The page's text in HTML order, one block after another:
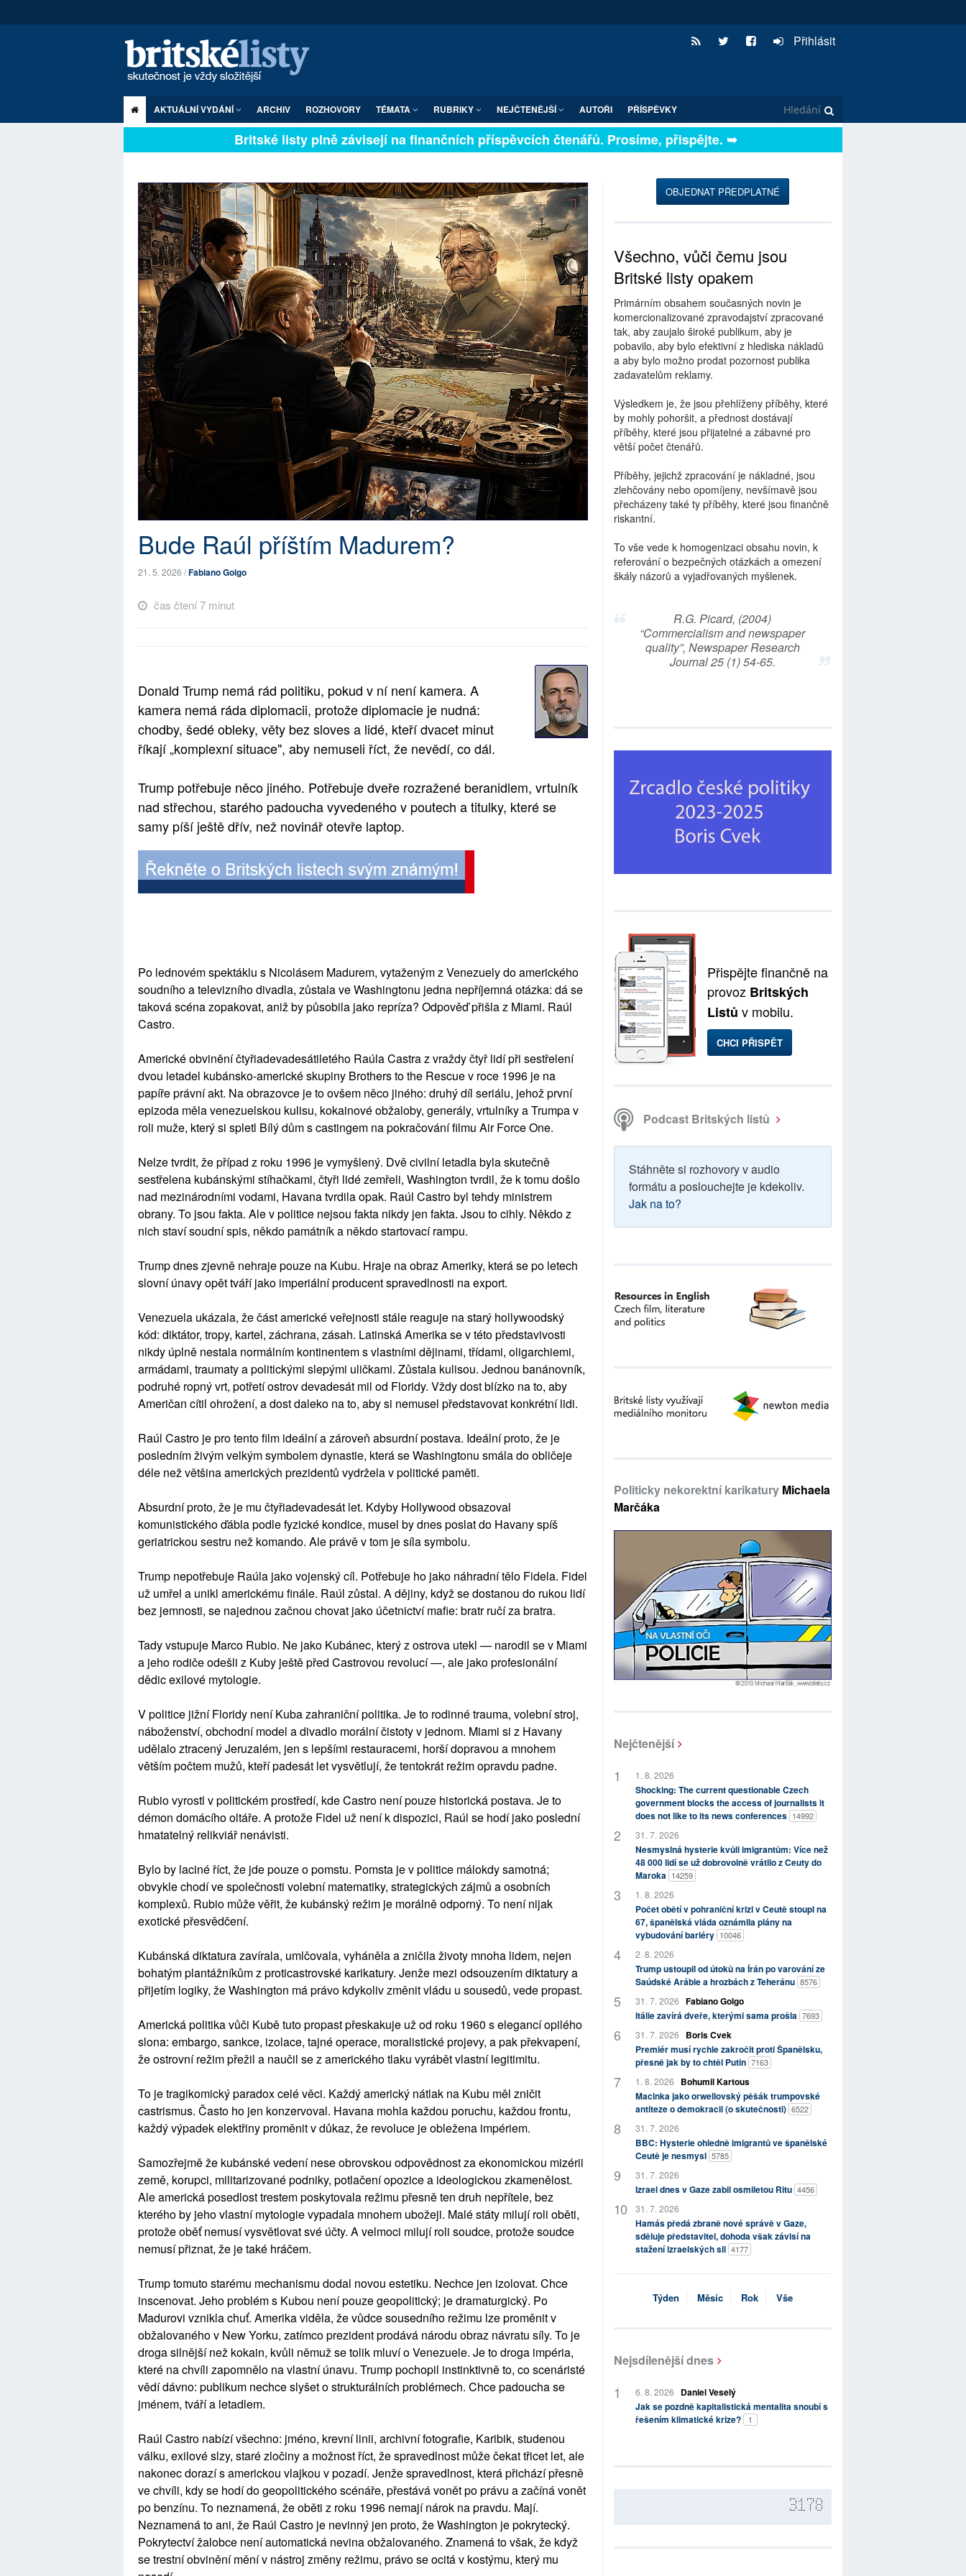
Přihlásit
AKTUÁLNÍ VYDÁNÍ ARCHIV ROZHOVORY TÉMATA RUBRIKY NEJČTENĚJŠÍ AUTOŘI PŘÍSPĚVKY
Britské listy plně závisejí na finančních příspěvcích čtenářů. Prosíme, přispějte. ➥
Bude Raúl příštím Madurem?
21. 5. 2026 /Fabiano Golgo
čas čtení 7 minut
Donald Trump nemá rád politiku, pokud v ní není kamera. A
kamera nemá ráda diplomacii, protože diplomacie je nudná:
chodby, šedé obleky, věty bez sloves a lidé, kteří dvacet minut
říkají „komplexní situace", aby nemuseli říct, že nevědí, co dál.
Trump potřebuje něco jiného. Potřebuje dveře rozražené beranidlem, vrtulník
nad střechou, starého padoucha vyvedeného v poutech a titulky, které se
samy píší ještě dřív, než novinář otevře laptop.
Po lednovém spektáklu s Nicolásem Madurem, vytaženým z Venezuely do amerického
soudního a televizního divadla, zůstala ve Washingtonu jedna nepříjemná otázka: dá se
taková scéna zopakovat, aniž by působila jako repríza? Odpověď přišla z Miami. Raúl
Castro.
Americké obvinění čtyřiadevadesátiletého Raúla Castra z vraždy čtyř lidí při sestřelení
dvou letadel kubánsko-americké skupiny Brothers to the Rescue v roce 1996 je na
papíře právní akt. Na obrazovce je to ovšem něco jiného: druhý díl seriálu, jehož první
epizoda měla venezuelskou kulisu, kokainové obžaloby, generály, vrtulníky a Trumpa v
roli muže, který si spletl Bílý dům s castingem na pokračování filmu Air Force One.
Nelze tvrdit, že případ z roku 1996 je vymyšlený. Dvě civilní letadla byla skutečně
sestřelena kubánskými stíhačkami, čtyři lidé zemřeli, Washington tvrdil, že k tomu došlo
nad mezinárodními vodami, Havana tvrdila opak. Raúl Castro byl tehdy ministrem
obrany. To jsou fakta. Ale v politice nejsou fakta nikdy jen fakta. Jsou to cihly. Někdo z
nich staví soudní spis, někdo památník a někdo startovací rampu.
Trump dnes zjevně nehraje pouze na Kubu. Hraje na obraz Ameriky, která se po letech
slovní únavy opět tváří jako imperiální producent spravedlnosti na export.
Venezuela ukázala, že část americké veřejnosti stále reaguje na starý hollywoodský
kód: diktátor, tropy, kartel, záchrana, zásah. Latinská Amerika se v této představivosti
nikdy úplně nestala normálním kontinentem s vlastními dějinami, třídami, oligarchiemi,
armádami, traumaty a politickými slepými uličkami. Zůstala kulisou. Jednou banánovník,
podruhé ropný vrt, potřetí ostrov devadesát mil od Floridy. Vždy dost blízko na to, aby
Američan cítil ohrožení, a dost daleko na to, aby si nemusel představovat konkrétní lidi.
Raúl Castro je pro tento film ideální a zároveň absurdní postava. Ideální proto, že je
posledním živým velkým symbolem dynastie, která se Washingtonu smála do obličeje
déle než většina amerických prezidentů vydržela v politické paměti.
Absurdní proto, že je mu čtyřiadevadesát let. Kdyby Hollywood obsazoval
komunistického ďábla podle fyzické kondice, musel by dnes poslat do Havany spíš
geriatrickou sestru než komando. Ale právě v tom je síla symbolu.
Trump nepotřebuje Raúla jako vojenský cíl. Potřebuje ho jako náhradní tělo Fidela. Fidel
už umřel a unikl americkému finále. Raúl zůstal. A dějiny, když se dostanou do rukou lidí
bez jemnosti, se najednou začnou chovat jako účetnictví mafie: bratr ručí za bratra.
Tady vstupuje Marco Rubio. Ne jako Kubánec, který z ostrova utekl — narodil se v Miami
a jeho rodiče odešli z Kuby ještě před Castrovou revolucí —, ale jako profesionální
dědic exilové mytologie.
V politice jižní Floridy není Kuba zahraniční politika. Je to rodinné trauma, volební stroj,
náboženství, obchodní model a divadlo morální čistoty v jednom. Miami si z Havany
udělalo ztracený Jeruzalém, jen s lepšími restauracemi, horší dopravou a mnohem
větším počtem mužů, kteří padesát let vysvětlují, že tentokrát režim opravdu padne.
Rubio vyrostl v politickém prostředí, kde Castro není pouze historická postava. Je to
démon domácího oltáře. A protože Fidel už není k dispozici, Raúl se hodí jako poslední
hmatatelný relikviář nenávisti.
Bylo by laciné říct, že jde pouze o pomstu. Pomsta je v politice málokdy samotná;
obvykle chodí ve společnosti volební matematiky, strategických zájmů a osobních
komplexů. Rubio může věřit, že kubánský režim je morálně odporný. To není nijak
exotické přesvědčení.
Kubánská diktatura zavírala, umlčovala, vyháněla a zničila životy mnoha lidem, nejen
bohatým plantážníkům z proticastrovské karikatury. Jenže mezi odsouzením diktatury a
přijetím logiky, že Washington má právo kdykoliv změnit vládu u sousedů, vede propast.
Americká politika vůči Kubě tuto propast přeskakuje už od roku 1960 s elegancí opilého
slona: embargo, sankce, izolace, tajné operace, moralistické projevy, a pak překvapení,
že ostrovní režim přežil a naučil se z amerického tlaku vyrábět vlastní legitimitu.
To je tragikomický paradox celé věci. Každý americký nátlak na Kubu měl zničit
castrismus. Často ho jen konzervoval. Havana mohla každou poruchu, každou frontu,
každý výpadek elektřiny proměnit v důkaz, že revoluce je obležena impériem.
Samozřejmě že kubánské vedení nese obrovskou odpovědnost za ekonomickou mizérii
země, korupci, militarizované podniky, potlačení opozice a ideologickou zkamenělost.
Ale americká posedlost trestem poskytovala režimu přesně ten druh nepřítele, bez
kterého by jeho vlastní mytologie vypadala mnohem ubožeji. Malé státy milují roli oběti,
protože oběť nemusí vysvětlovat své účty. A velmoci milují roli soudce, protože soudce
nemusí přiznat, že je také hráčem.
Trump tomuto starému mechanismu dodal novou estetiku. Nechce jen izolovat. Chce
inscenovat. Jeho problém s Kubou není pouze geopolitický; je dramaturgický. Po
Madurovi vznikla chuť. Amerika viděla, že vůdce sousedního režimu lze proměnit v
obžalovaného v New Yorku, zatímco prezident prodává národu obraz návratu síly. To je
droga silnější než kokain, kvůli němuž se tolik mluví o Venezuele. Je to droga impéria,
které na chvíli zapomnělo na vlastní únavu. Trump pochopil instinktivně to, co scenáristé
vědí dávno: publikum nechce slyšet o strukturálních problémech. Chce padoucha se
jménem, tváří a letadlem.
Raúl Castro nabízí všechno: jméno, krevní linii, archivní fotografie, Karibik, studenou
válku, exilové slzy, staré zločiny a možnost říct, že spravedlnost může čekat třicet let, ale
nakonec dorazí s americkou vlajkou v pozadí. Jenže spravedlnost, která přichází přesně
ve chvíli, kdy se hodí do geopolitického scénáře, přestává vonět po právu a začíná vonět
po benzínu. To neznamená, že oběti z roku 1996 nemají nárok na pravdu. Mají.
Neznamená to ani, že Raúl Castro je nevinný jen proto, že Washington je pokrytecký.
Pokrytectví žalobce není automatická nevina obžalovaného. Znamená to však, že když
se trestní obvinění mění v nástroj změny režimu, právo se ocitá v kostýmu, který mu
OBJEDNAT PŘEDPLATNÉ
Všechno, vůči čemu jsou
Britské listy opakem
Primárním obsahem současných novin je
komercionalizované zpravodajství zpracované
tak, aby zaujalo široké publikum, aby je
pobavilo, aby bylo efektivní z hlediska nákladů
a aby bylo možno prodat pozornost publika
zadavatelům reklamy.
Výsledkem je, že jsou přehlíženy příběhy, které
by mohly pohoršit, a přednost dostávají
příběhy, které jsou přijatelné a zábavné pro
větší počet čtenářů.
Příběhy, jejichž zpracování je nákladné, jsou
zlehčovány nebo opomíjeny, nevšímavě jsou
přecházeny také ty příběhy, které jsou finančně
riskantní.
To vše vede k homogenizaci obsahu novin, k
referování o bezpečných otázkách a omezení
škály názorů a vyjadřovaných myšlenek.
R.G. Picard, (2004)
“Commercialism and newspaper
quality”, Newspaper Research
Journal 25 (1) 54-65.
Přispějte finančně na
provoz Britských
Listů v mobilu.
CHCI PŘISPĚT
Podcast Britských listů
Stáhněte si rozhovory v audio
formátu a poslouchejte je kdekoliv.
Jak na to?
Politicky nekorektní karikatury Michaela
Marčáka
Nejčtenější
1. 8. 2026
Shocking: The current questionable Czech
government blocks the access of journalists it
does not like to its news conferences 14992
31. 7. 2026
Nesmyslná hysterie kvůli imigrantům: Více než
48 000 lidí se už dobrovolně vrátilo z Ceuty do
Maroka 14259
1. 8. 2026
Počet obětí v pohraniční krizi v Ceutě stoupl na
67, španělská vláda oznámila plány na
vybudování bariéry 10046
2. 8. 2026
Trump ustoupil od útoků na Írán po varování ze
Saúdské Arábie a hrozbách z Teheránu 8576
31. 7. 2026 Fabiano Golgo
Itálie zavírá dveře, kterými sama prošla 7693
31. 7. 2026
Boris Cvek
Premiér musí rychle zakročit proti Španělsku,
přesně jak by to chtěl Putin 7163
1. 8. 2026
Bohumil Kartous
Macinka jako orwellovský pěšák trumpovské
antiteze o demokracii (o skutečnosti) 6522
31. 7. 2026
BBC: Hysterie ohledně imigrantů ve španělské
Ceutě je nesmysl 5785
31. 7. 2026
Izrael dnes v Gaze zabil osmiletou Ritu 4456
31. 7. 2026
Hamás předá zbraně nové správě v Gaze,
sděluje představitel, dohoda však závisí na
stažení izraelských sil 4177
Týden Měsíc Rok Vše
Nejsdílenější dnes
6. 8. 2026
Daniel Veselý
Jak se pozdně kapitalistická mentalita snoubí s
řešením klimatické krize?
1
3178